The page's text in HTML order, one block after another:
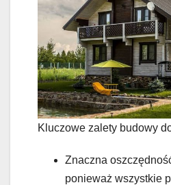
Kluczowe zalety budowy
Znaczna
ponieważ wszystkie